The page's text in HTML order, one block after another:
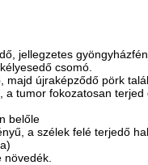
jellegzetes
csomó.
majd újraképződő pörk
a tumor fokozatosan terjed
belőle
a szélek felé terjedő